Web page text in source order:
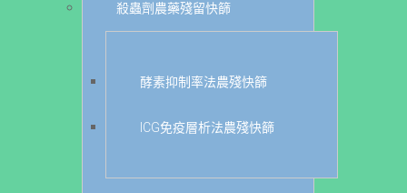
殺蟲劑農藥殘留快篩
酵素抑制率法農殘快篩
ICG免疫層析法農殘快篩